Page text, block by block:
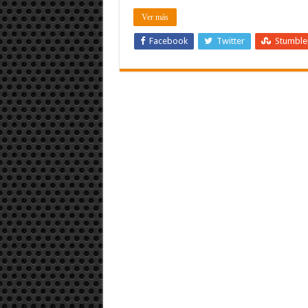
Ver más
Facebook Twitter